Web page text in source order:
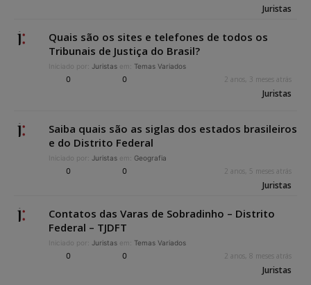
Juristas
Quais são os sites e telefones de todos os
Tribunais de Justiça do Brasil?
Iniciado por: Juristas em: Temas Variados
0 0 2 anos, 3 meses atrás
Juristas
Saiba quais são as siglas dos estados brasileiros
e do Distrito Federal
Iniciado por: Juristas em: Geografia
0 0 2 anos, 5 meses atrás
Juristas
Contatos das Varas de Sobradinho – Distrito
Federal – TJDFT
Iniciado por: Juristas em: Temas Variados
0 0 2 anos, 8 meses atrás
Juristas